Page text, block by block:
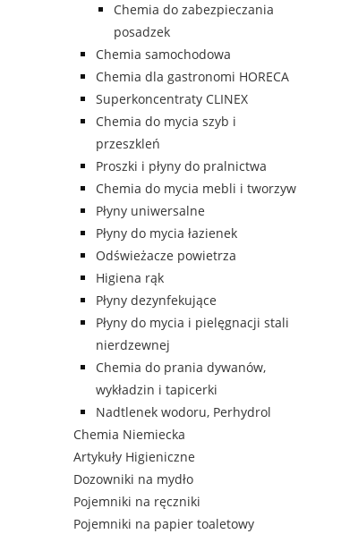
Chemia do zabezpieczania
posadzek
Chemia samochodowa
Chemia dla gastronomi HORECA
Superkoncentraty CLINEX
Chemia do mycia szyb i
przeszkleń
Proszki i płyny do pralnictwa
Chemia do mycia mebli i tworzyw
Płyny uniwersalne
Płyny do mycia łazienek
Odświeżacze powietrza
Higiena rąk
Płyny dezynfekujące
Płyny do mycia i pielęgnacji stali
nierdzewnej
Chemia do prania dywanów,
wykładzin i tapicerki
Nadtlenek wodoru, Perhydrol
Chemia Niemiecka
Artykuły Higieniczne
Dozowniki na mydło
Pojemniki na ręczniki
Pojemniki na papier toaletowy